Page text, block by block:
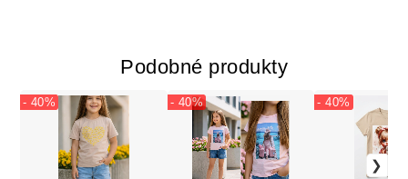
Podobné produkty
- 40% - 40% - 40%